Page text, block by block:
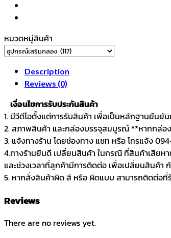
VAT-
05
quantity
หมวดหมู่สินค้า
Description
Reviews (0)
เงื่อนไขการรับประกันสินค้า
1. มีวีดีโอตั้งแต่การรับสินค้า เพื่อเป็นหลักฐานยืนยั
2. สภาพสินค้า และกล่องบรรจุสมบูรณ์ **หากกล่อ
3. แจ้งทางร้าน โดยช่องทาง แชท หรือ โทรแจ้ง
4.ทางร้านยินดี เปลี่ยนสินค้า ในกรณี ที่สินค้าเสียห
และช่วงเวลาที่ลูกค้ามีการติดต่อ เพื่อเปลี่ยนสินค้า
5. หากสั่งสินค้าผิด สี หรือ ผิดแบบ สามารถติดต่อที่
Reviews
There are no reviews yet.